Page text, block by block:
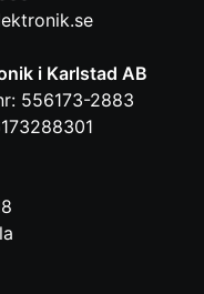
i Karlstad AB
556173-2883